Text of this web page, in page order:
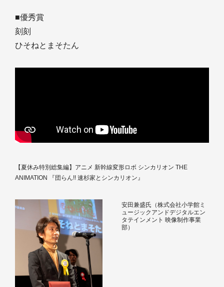
■優秀賞
刻刻
ひそねとまそたん
【夏休み特別総集編】アニメ 新幹線変形ロボ シンカリオン THE
ANIMATION 『団らん!! 速杉家とシンカリオン』
安田兼盛氏（株式会社小学館ミ
ュージックアンドデジタルエン
タテインメント 映像制作事業
部）